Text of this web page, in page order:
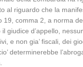
al riguardo che la
19, comma 2, a norma
il giudice d’appello,
e non gia’ fiscali, dei
determinerebbe